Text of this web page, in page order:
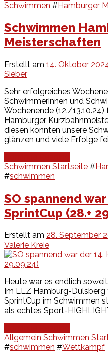
Schwimmen #Hamburger
Schwimmen
Meisterschaften
Erstellt am 14. Oktober
Sieber
Sehr erfolgreiches
Schwimmerinnen und
Wochenende (12./
Hamburger
diesen konnten unsere
glänzen und viele Erfolge
Schwimmen Startseite #
#schwimmen
SO spannend
SprintCup (28.+
Erstellt am 28. September
Valerie Kreie
Heute war es endlich
Im LLZ Hamburg-Dulsberg
SprintCup im Schwimmen
als echtes Sport-
Allgemein Schwimmen
#schwimmen #Wettkampf